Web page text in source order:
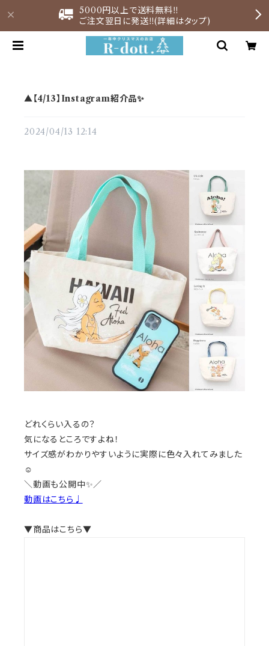
5000円以上で送料無料‼︎
ご注文翌日に発送‼︎(詳細はタップ)
▲【4/13】Instagram紹介品✨
2024/04/13 12:14
どれくらい入るの？
気になるところですよね！
サイズ感がわかりやすいように実際に色々入れてみました
☺️
＼動画も公開中✨／
動画はこちら♩
▼商品はこちら▼